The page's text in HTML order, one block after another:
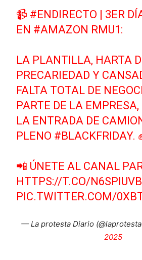
📹 #ENDIRECTO | 3ER
EN #AMAZON RMU1:
LA PLANTILLA, HARTA
PRECARIEDAD Y
FALTA TOTAL DE
PARTE DE LA
LA ENTRADA DE
PLENO #BLACKFRIDAY.
📲 ÚNETE AL CANAL
HTTPS://T.CO/
PIC.TWITTER.COM/
— La protesta Diario
2025